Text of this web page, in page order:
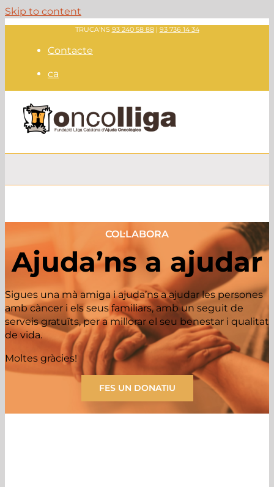
Skip to content
TRUCA'NS 93 240 58 88| 93 736 14 34
Contacte
ca
COL·LABORA
Ajuda’ns a ajudar
Sigues una mà amiga i ajuda’ns a ajudar les persones
amb càncer i els seus familiars, amb un seguit de
serveis gratuïts, per a millorar el seu benestar i qualitat
de vida.
Moltes gràcies!
FES UN DONATIU